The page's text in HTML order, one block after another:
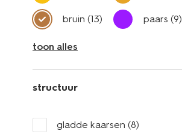
bruin (13) paars(9)
toon alles
structuur
gladde kaarsen (8)